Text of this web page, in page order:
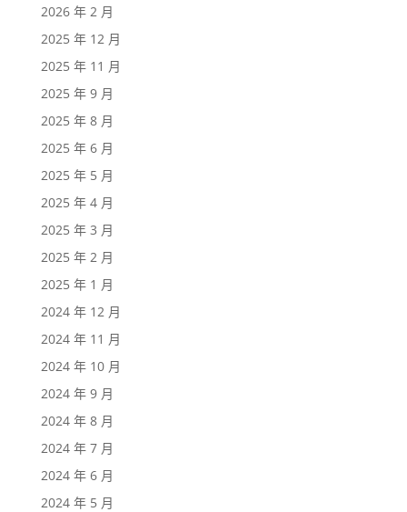
2026 年 2 月
2025 年 12 月
2025 年 11 月
2025 年 9 月
2025 年 8 月
2025 年 6 月
2025 年 5 月
2025 年 4 月
2025 年 3 月
2025 年 2 月
2025 年 1 月
2024 年 12 月
2024 年 11 月
2024 年 10 月
2024 年 9 月
2024 年 8 月
2024 年 7 月
2024 年 6 月
2024 年 5 月